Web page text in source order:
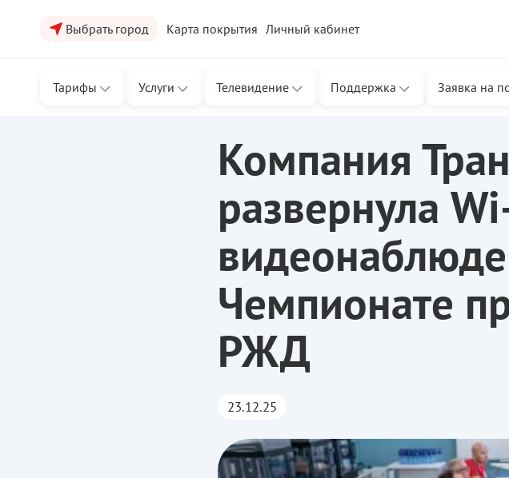
Выбрать город Карта покрытия Личный кабинет
Тарифы Услуги Телевидение Поддержка Заявка на
Компания
развернула
Чемпионате
РЖД
23.12.25